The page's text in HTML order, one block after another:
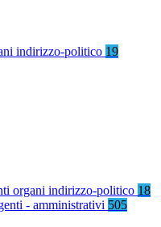
indirizzo-politico 19
organi indirizzo-politico 18
- amministrativi 505